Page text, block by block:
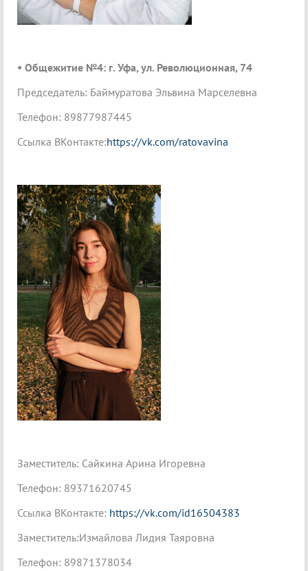
• Общежитие №4: г. Уфа, ул. Революционная, 74
Председатель: Баймуратова Эльвина Марселевна
Телефон: 89877987445
Ссылка ВКонтакте:https://vk.com/ratovavina
Заместитель: Сайкина Арина Игоревна
Телефон: 89371620745
Ссылка ВКонтакте: https://vk.com/id16504383
Заместитель:Измайлова Лидия Таяровна
Телефон: 89871378034